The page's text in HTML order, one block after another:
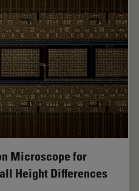
Microscope for
Height Differences